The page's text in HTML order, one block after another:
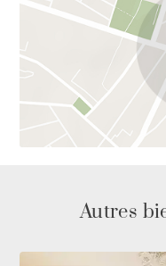
Autres